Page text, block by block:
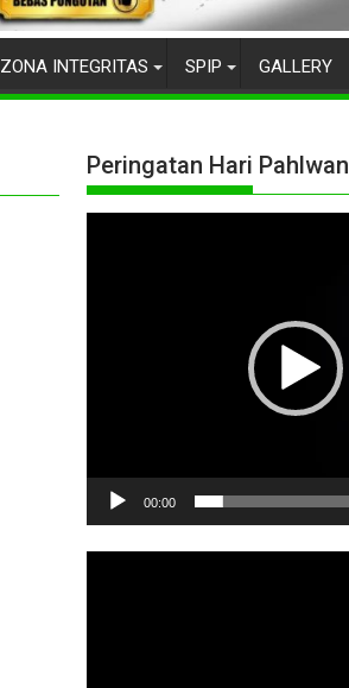
ZONA INTEGRITAS SPIP GALLERY
Peringatan Hari Pahlwan
00:00